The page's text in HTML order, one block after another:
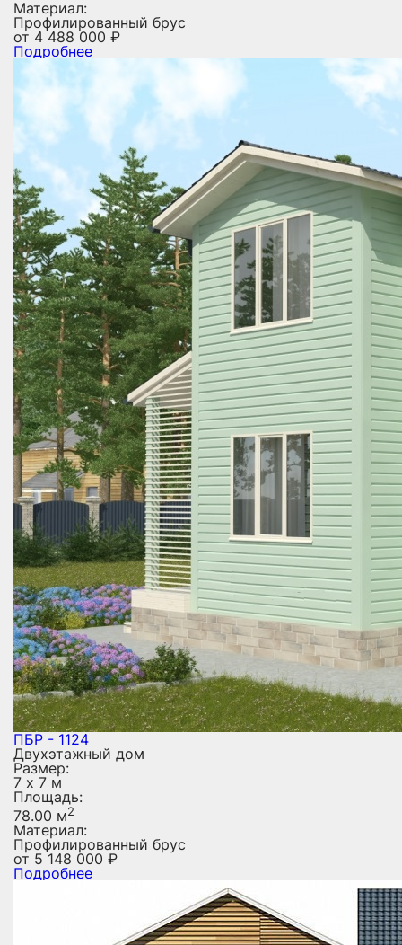
Материал:
Профилированный брус
от 4 488 000 ₽
Подробнее
ПБР - 1124
Двухэтажный дом
Размер:
7 х 7 м
Площадь:
78.00 м2
Материал:
Профилированный брус
от 5 148 000 ₽
Подробнее